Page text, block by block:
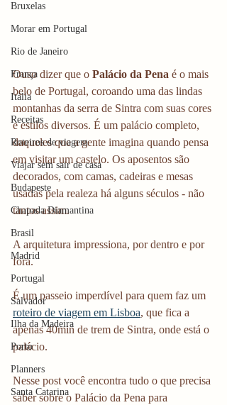
Bruxelas
Morar em Portugal
Rio de Janeiro
França
Itália
Receitas
Roteiros de viagem
Viajar sem sair de casa
Budapeste
Chapada Diamantina
Brasil
Madrid
Portugal
Salvador
Ilha da Madeira
Porto
Planners
Santa Catarina
Ouso dizer que o Palácio da Pena é o mais
belo de Portugal, coroando uma das lindas
montanhas da serra de Sintra com suas cores
e estilos diversos. É um palácio completo,
daqueles que a gente imagina quando pensa
em visitar um castelo. Os aposentos são
decorados, com camas, cadeiras e mesas
usadas pela realeza há alguns séculos - não
tantos assim.
A arquitetura impressiona, por dentro e por
fora.
É um passeio imperdível para quem faz um
roteiro de viagem em Lisboa, que fica a
apenas 40min de trem de Sintra, onde está o
palácio.
Nesse post você encontra tudo o que precisa
saber sobre o Palácio da Pena para